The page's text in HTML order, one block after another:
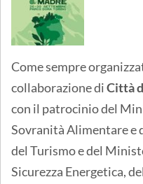
Come sempre
collaborazione diCittà
con il patrocinio del
Sovranità Alimentare e
del Turismo e del
Sicurezza Energetica,